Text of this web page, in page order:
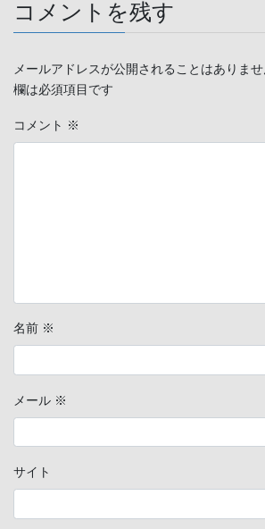
コメントを残す
メールアドレスが公開されることはありませ
欄は必須項目です
コメント ※
名前 ※
メール ※
サイト